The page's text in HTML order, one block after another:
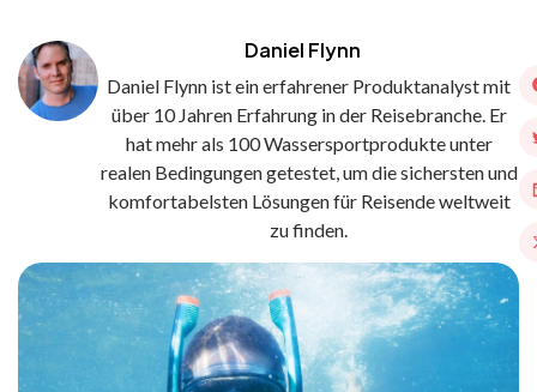
Daniel Flynn
Daniel Flynn ist ein erfahrener Produktanalyst mit
über 10 Jahren Erfahrung in der Reisebranche. Er
hat mehr als 100 Wassersportprodukte unter
realen Bedingungen getestet, um die sichersten und
komfortabelsten Lösungen für Reisende weltweit
zu finden.